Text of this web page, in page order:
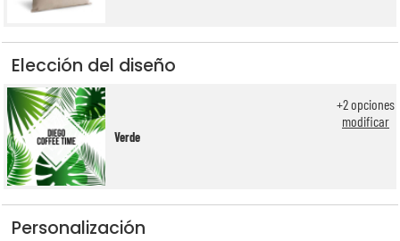
Elección del diseño
Verde
+2opciones
modificar
Personalización